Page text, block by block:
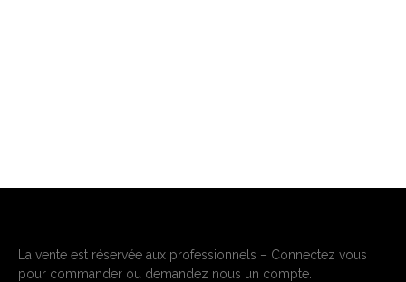
La vente est réservée aux professionnels – Connectez vous
pour commander ou demandez nous un compte.